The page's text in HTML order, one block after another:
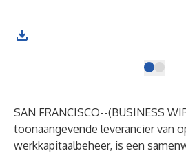
SAN FRANCISCO--(BUSINESS
toonaangevende leverancier van
werkkapitaalbeheer, is een